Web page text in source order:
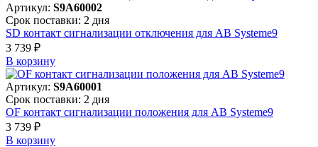
Артикул: S9A60002
Срок поставки: 2 дня
SD контакт сигнализации отключения для АВ Systeme9
3 739 ₽
В корзинy
Артикул: S9A60001
Срок поставки: 2 дня
OF контакт сигнализации положения для АВ Systeme9
3 739 ₽
В корзинy